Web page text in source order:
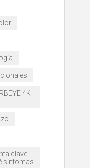
4K
clave
síntomas